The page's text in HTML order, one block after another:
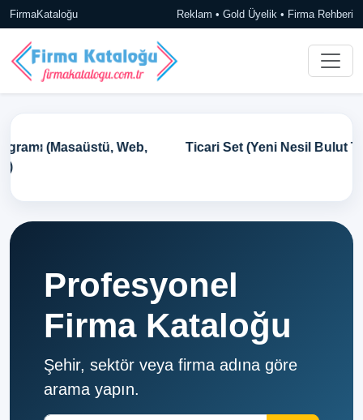
FirmaKataloğu Reklam • Gold Üyelik • Firma Rehberi
Ticari Set (Yeni Nesil Bulut Tabanlı Ön Muhasebe)
Profesyonel
Firma Kataloğu
Şehir, sektör veya firma adına göre
arama yapın.